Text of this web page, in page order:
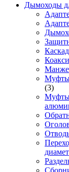
Дымоходы
Муфты
(3)
Муфты